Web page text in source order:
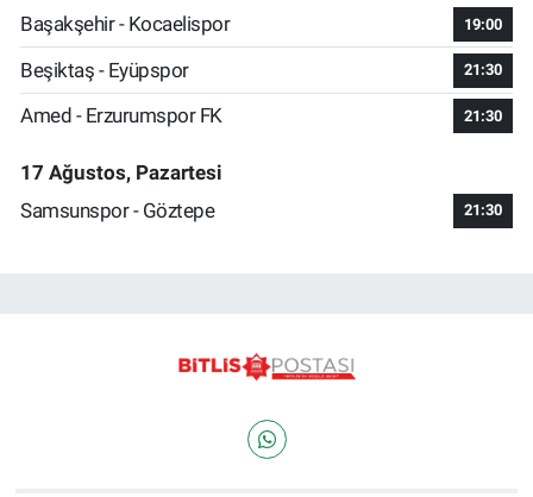
Başakşehir - Kocaelispor
19:00
Beşiktaş - Eyüpspor 21:30
Amed - Erzurumspor FK 21:30
17 Ağustos, Pazartesi
Samsunspor - Göztepe
21:30